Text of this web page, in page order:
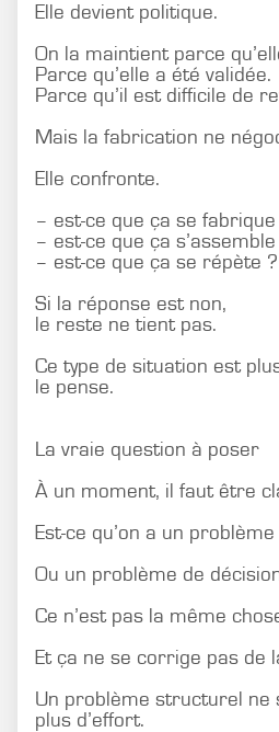
Elle devient politique.
On la maintient parce
Parce qu’elle a été validée.
Parce qu’il est difficile de
Mais la fabrication ne
Elle confronte.
– est-ce que ça se fabrique
– est-ce que ça s’assemble
– est-ce que ça se répète ?
Si la réponse est non,
le reste ne tient pas.
Ce type de situation est
le pense.
La vraie question à poser
À un moment, il faut être
Est-ce qu’on a un
Ou un problème de
Ce n’est pas la même
Et ça ne se corrige pas de
Un problème structurel ne
plus d’effort.